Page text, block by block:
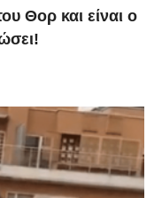
Θορ και είναι ο